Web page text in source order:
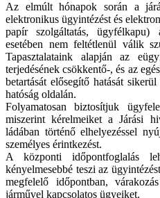
Az elmúlt hónapok során a
elektronikus ügyintézést és
papír szolgáltatás,
esetében nem feltétlenül válik
Tapasztalataink alapján az
terjedésének csökkentő-, és az
betartását elősegítő hatását
hatóság oldalán.
Folyamatosan biztosítjuk
miszerint kérelmeiket a Járási
ládában történő elhelyezéssel
személyes érintkezést.
A központi időpontfoglalás
kényelmesebbé teszi az
megfelelő időpontban,
járművel kapcsolatos ügyeiket.